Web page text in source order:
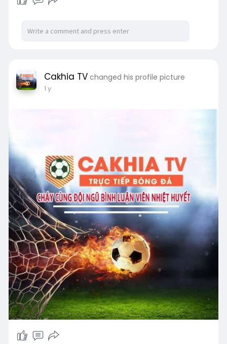
Cakhia TV changed his profile picture
1 y